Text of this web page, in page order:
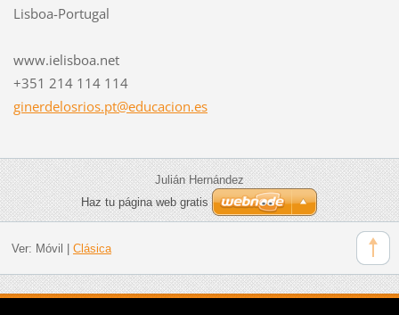
Lisboa-Portugal
www.ielisboa.net
+351 214 114 114
ginerdelosrios.pt@educacion.es
Julián Hernández
Haz tu página web gratis
Ver: Móvil Clásica